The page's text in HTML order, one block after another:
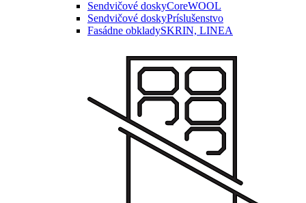
Sendvičové doskyCoreWOOL
Sendvičové doskyPríslušenstvo
Fasádne obkladySKRIN, LINEA